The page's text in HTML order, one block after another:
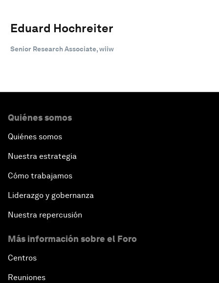
Eduard Hochreiter
Senior Research Associate, wiiw
Quiénes somos
Quiénes somos
Nuestra estrategia
Cómo trabajamos
Liderazgo y gobernanza
Nuestra repercusión
Más información sobre el Foro
Centros
Reuniones